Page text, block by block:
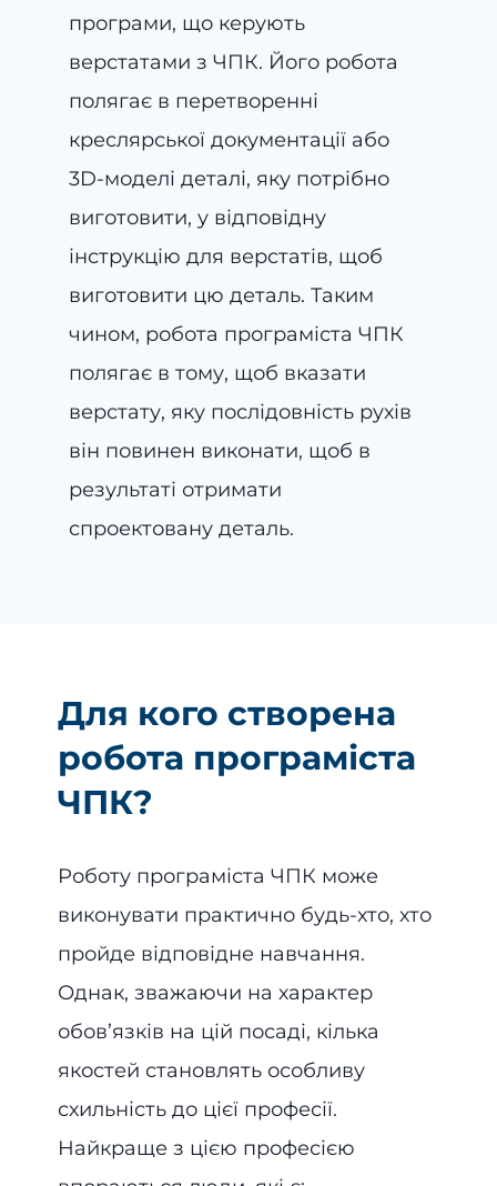
програми, що керують
верстатами з ЧПК. Його робота
полягає в перетворенні
креслярської документації або
3D-моделі деталі, яку потрібно
виготовити, у відповідну
інструкцію для верстатів, щоб
виготовити цю деталь. Таким
чином, робота програміста ЧПК
полягає в тому, щоб вказати
верстату, яку послідовність рухів
він повинен виконати, щоб в
результаті отримати
спроектовану деталь.
Для кого створена
робота програміста
ЧПК?
Роботу програміста ЧПК може
виконувати практично будь-хто, хто
пройде відповідне навчання.
Однак, зважаючи на характер
обов’язків на цій посаді, кілька
якостей становлять особливу
схильність до цієї професії.
Найкраще з цією професією